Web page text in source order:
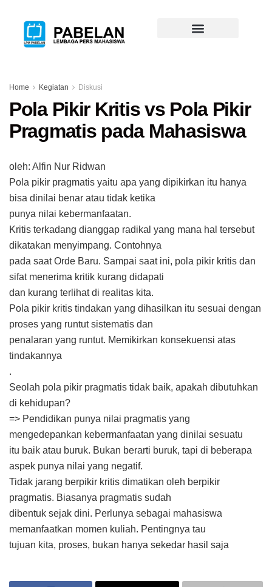
Home Kegiatan Diskusi
Pola Pikir Kritis vs Pola Pikir
Pragmatis pada Mahasiswa
oleh: Alfin Nur Ridwan
Pola pikir pragmatis yaitu apa yang dipikirkan itu hanya
bisa dinilai benar atau tidak ketika
punya nilai kebermanfaatan.
Kritis terkadang dianggap radikal yang mana hal tersebut
dikatakan menyimpang. Contohnya
pada saat Orde Baru. Sampai saat ini, pola pikir kritis dan
sifat menerima kritik kurang didapati
dan kurang terlihat di realitas kita.
Pola pikir kritis tindakan yang dihasilkan itu sesuai dengan
proses yang runtut sistematis dan
penalaran yang runtut. Memikirkan konsekuensi atas
tindakannya
.
Seolah pola pikir pragmatis tidak baik, apakah dibutuhkan
di kehidupan?
=> Pendidikan punya nilai pragmatis yang
mengedepankan kebermanfaatan yang dinilai sesuatu
itu baik atau buruk. Bukan berarti buruk, tapi di beberapa
aspek punya nilai yang negatif.
Tidak jarang berpikir kritis dimatikan oleh berpikir
pragmatis. Biasanya pragmatis sudah
dibentuk sejak dini. Perlunya sebagai mahasiswa
memanfaatkan momen kuliah. Pentingnya tau
tujuan kita, proses, bukan hanya sekedar hasil saja